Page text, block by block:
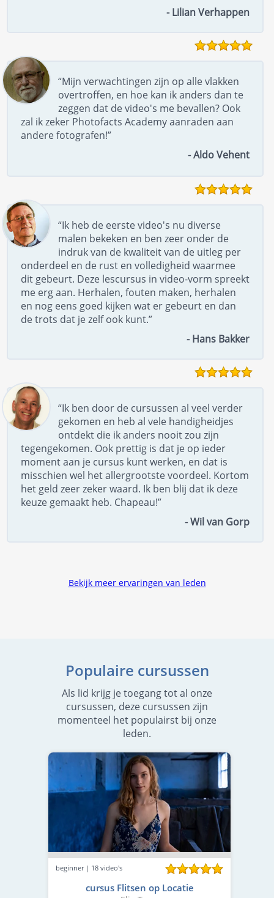
- Lilian Verhappen
“Mijn verwachtingen zijn op alle vlakken
overtroffen, en hoe kan ik anders dan te
zeggen dat de video's me bevallen? Ook
zal ik zeker Photofacts Academy aanraden aan
andere fotografen!”
- Aldo Vehent
“Ik heb de eerste video's nu diverse
malen bekeken en ben zeer onder de
indruk van de kwaliteit van de uitleg per
onderdeel en de rust en volledigheid waarmee
dit gebeurt. Deze lescursus in video-vorm spreekt
me erg aan. Herhalen, fouten maken, herhalen
en nog eens goed kijken wat er gebeurt en dan
de trots dat je zelf ook kunt.”
- Hans Bakker
“Ik ben door de cursussen al veel verder
gekomen en heb al vele handigheidjes
ontdekt die ik anders nooit zou zijn
tegengekomen. Ook prettig is dat je op ieder
moment aan je cursus kunt werken, en dat is
misschien wel het allergrootste voordeel. Kortom
het geld zeer zeker waard. Ik ben blij dat ik deze
keuze gemaakt heb. Chapeau!”
- Wil van Gorp
Bekijk meer ervaringen van leden
Populaire cursussen
Als lid krijg je toegang tot al onze
cursussen, deze cursussen zijn
momenteel het populairst bij onze
leden.
beginner | 18 video's
cursus Flitsen op Locatie